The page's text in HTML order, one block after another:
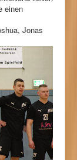
einen
Jonas